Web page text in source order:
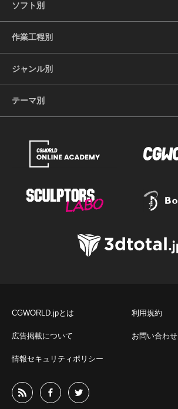
ソフト別
作業工程別
ジャンル別
テーマ別
CGWORLD.jpとは 利用規約
広告掲載について お問い合わせ
情報セキュリティポリシー